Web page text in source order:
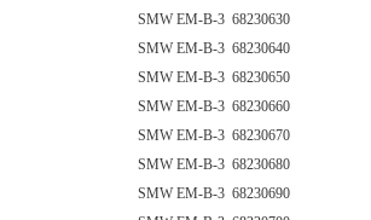
SMW EM-B-3 68230630
SMW EM-B-3 68230640
SMW EM-B-3 68230650
SMW EM-B-3 68230660
SMW EM-B-3 68230670
SMW EM-B-3 68230680
SMW EM-B-3 68230690